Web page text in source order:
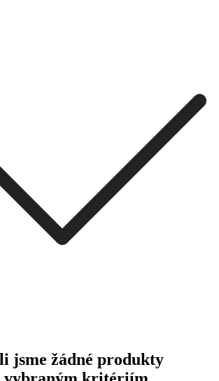
jsme žádné produkty